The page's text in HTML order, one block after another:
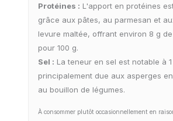
Protéines : L'apport en protéines
grâce aux pâtes, au parmesan et
levure maltée, offrant environ 8 g
pour 100 g.
Sel : La teneur en sel est notable à
principalement due aux asperges
au bouillon de légumes.
À consommer plutôt occasionnellement en